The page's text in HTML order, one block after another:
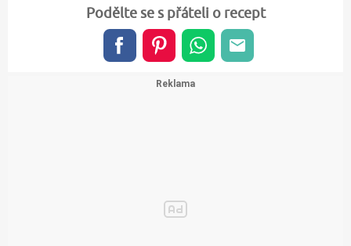
Podělte se s přáteli o recept